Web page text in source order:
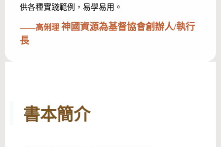
供各種實踐範例，易學易用。
——高俐理 神國資源為基督協會創辦人/執行
長
書本簡介